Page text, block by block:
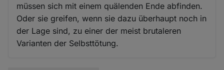
müssen sich mit einem quälenden Ende abfinden.
Oder sie greifen, wenn sie dazu überhaupt noch in
der Lage sind, zu einer der meist brutaleren
Varianten der Selbsttötung.